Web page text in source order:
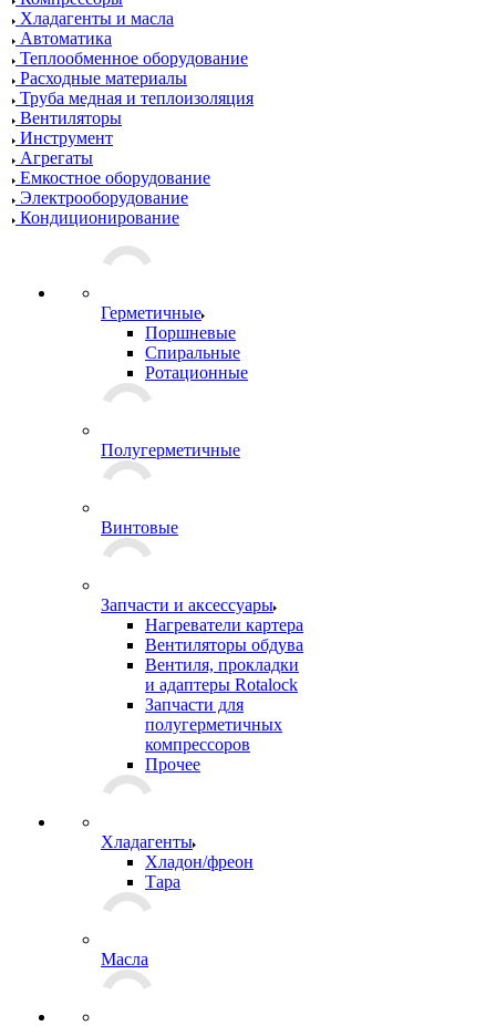
Хладагенты и масла
Автоматика
Теплообменное оборудование
Расходные материалы
Труба медная и теплоизоляция
Вентиляторы
Инструмент
Агрегаты
Емкостное оборудование
Электрооборудование
Кондиционирование
Герметичные
Поршневые
Спиральные
Ротационные
Полугерметичные
Винтовые
Запчасти и аксессуары
Нагреватели картера
Вентиляторы обдува
Вентиля, прокладки
и адаптеры Rotalock
Запчасти для
полугерметичных
компрессоров
Прочее
Хладагенты
Хладон/фреон
Тара
Масла